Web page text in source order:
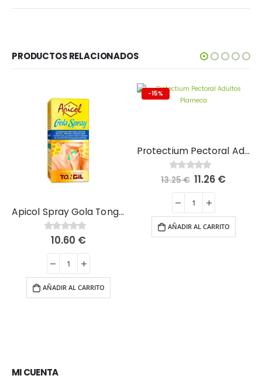
PRODUCTOS RELACIONADOS
Apicol Spray Gola Tongil 15ml
out of 5
10.60 €
AÑADIR AL CARRITO
-15%
Protectium Pectoral Adultos Plameca 250 ml
0out of 5
13.25€ El
original
era:
13.25 €.
11.26 €
11.26 €.
AÑADIR AL CARRITO
MI CUENTA